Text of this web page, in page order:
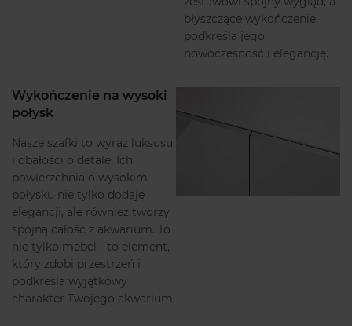
błyszczące wykończenie
podkreśla jego
nowoczesność i elegancję.
Wykończenie na wysoki
połysk
Nasze szafki to wyraz luksusu
i dbałości o detale. Ich
powierzchnia o wysokim
połysku nie tylko dodaje
elegancji, ale również tworzy
spójną całość z akwarium. To
nie tylko mebel - to element,
który zdobi przestrzeń i
podkreśla wyjątkowy
charakter Twojego akwarium.